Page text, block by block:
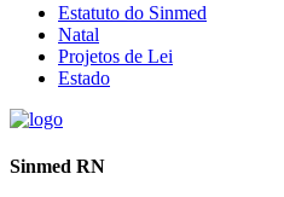
Estatuto do Sinmed
Natal
Projetos de Lei
Estado
Sinmed RN